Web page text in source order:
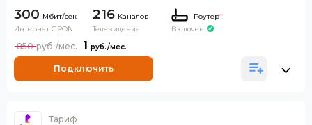
300
Интернет GPON
216 Каналов
Телевидение
Роутер*
Включен
1
850
Подключить
Тариф